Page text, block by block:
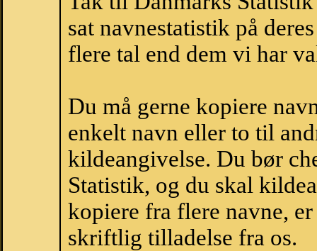
sat navnestatistik på
flere tal end dem vi har
Du må gerne kopiere
enkelt navn eller to til
kildeangivelse. Du bør
Statistik, og du skal
kopiere fra flere navne,
skriftlig tilladelse fra os.